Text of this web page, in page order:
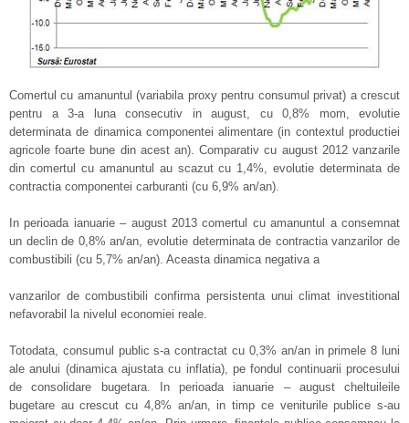
Comertul cu amanuntul (variabila proxy pentru consumul privat) a crescut
pentru a 3-a luna consecutiv in august, cu 0,8% mom, evolutie
determinata de dinamica componentei alimentare (in contextul productiei
agricole foarte bune din acest an). Comparativ cu august 2012 vanzarile
din comertul cu amanuntul au scazut cu 1,4%, evolutie determinata de
contractia componentei carburanti (cu 6,9% an/an).
In perioada ianuarie – august 2013 comertul cu amanuntul a consemnat
un declin de 0,8% an/an, evolutie determinata de contractia vanzarilor de
combustibili (cu 5,7% an/an). Aceasta dinamica negativa a
vanzarilor de combustibili confirma persistenta unui climat investitional
nefavorabil la nivelul economiei reale.
Totodata, consumul public s-a contractat cu 0,3% an/an in primele 8 luni
ale anului (dinamica ajustata cu inflatia), pe fondul continuarii procesului
de consolidare bugetara. In perioada ianuarie – august cheltuileile
bugetare au crescut cu 4,8% an/an, in timp ce veniturile publice s-au